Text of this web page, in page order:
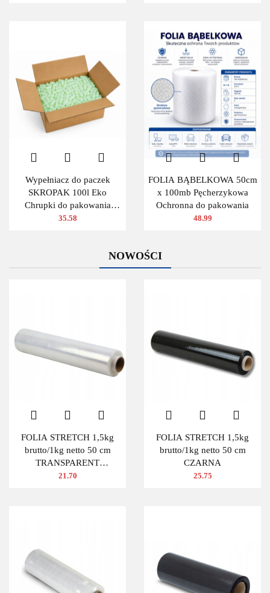
Wypełniacz do paczek
SKROPAK 100l Eko
Chrupki do pakowania
ZIELONY
35.58
FOLIA BĄBELKOWA 50cm
x 100mb Pęcherzykowa
Ochronna do pakowania
48.99
NOWOŚCI
FOLIA STRETCH 1,5kg
brutto/1kg netto 50 cm
TRANSPARENT
BEZBARWNA
21.70
FOLIA STRETCH 1,5kg
brutto/1kg netto 50 cm
CZARNA
25.75